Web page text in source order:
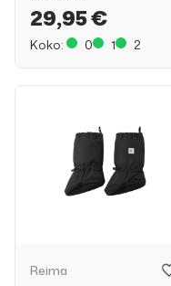
29,95 €
Koko: 0 1 2
Reima